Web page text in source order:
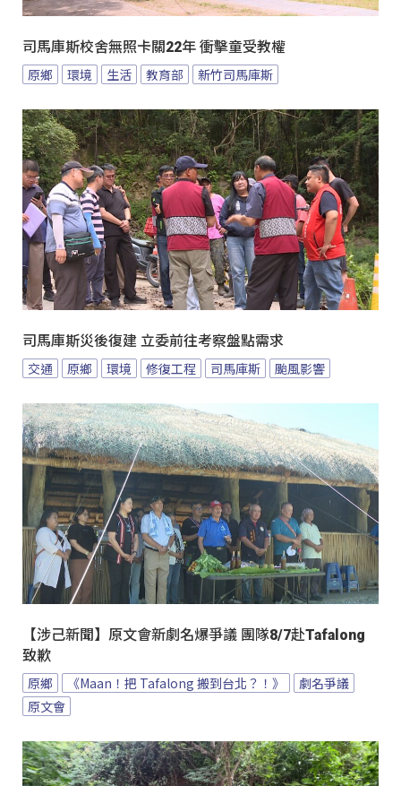
司馬庫斯校舍無照卡關22年 衝擊童受教權
原鄉 環境 生活 教育部 新竹司馬庫斯
司馬庫斯災後復建 立委前往考察盤點需求
交通 原鄉 環境 修復工程 司馬庫斯 颱風影響
【涉己新聞】原文會新劇名爆爭議 團隊8/7赴Tafalong
致歉
原鄉 《Maan！把 Tafalong 搬到台北？！》
劇名爭議
原文會